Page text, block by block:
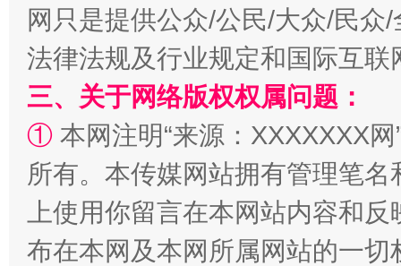
站台名比不上好声名
网只是提供公众/公民/大众/民
法律法规及行业规定和国际互
三、关于网络版权权属问题：
① 本网注明“来源：XXXXXXX
所有。本传媒网站拥有管理笔
上使用你留言在本网站内容和
布在本网及本网所属网站的一